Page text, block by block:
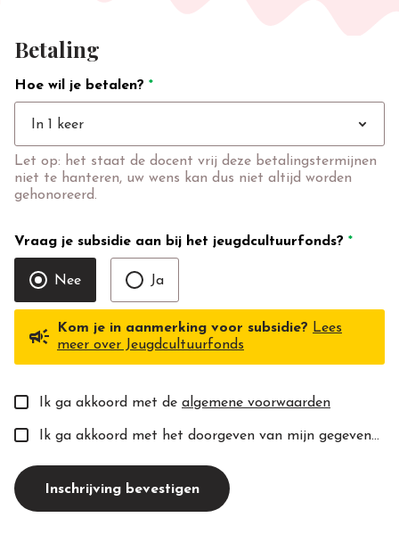
Betaling
Hoe wil je betalen? *
In 1 keer expand_more
Let op: het staat de docent vrij deze betalingstermijnen
niet te hanteren, uw wens kan dus niet altijd worden
gehonoreerd.
Vraag je subsidie aan bij het jeugdcultuurfonds? *
Nee Ja
campaign Kom je in aanmerking voor subsidie? Lees
meer over Jeugdcultuurfonds
Ik ga akkoord met de algemene voorwaarden
Ik ga akkoord met het doorgeven van mijn gegevens aan de toekomstige docent(e).
Inschrijving bevestigen